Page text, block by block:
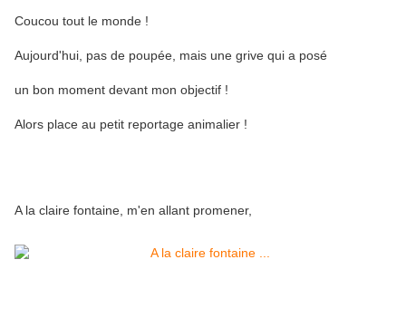
Coucou tout le monde !
Aujourd'hui, pas de poupée, mais une grive qui a posé
un bon moment devant mon objectif !
Alors place au petit reportage animalier !
A la claire fontaine, m'en allant promener,